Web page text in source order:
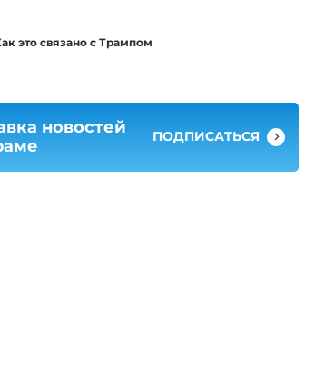
это связано с Трампом
новостей
ПОДПИСАТЬСЯ